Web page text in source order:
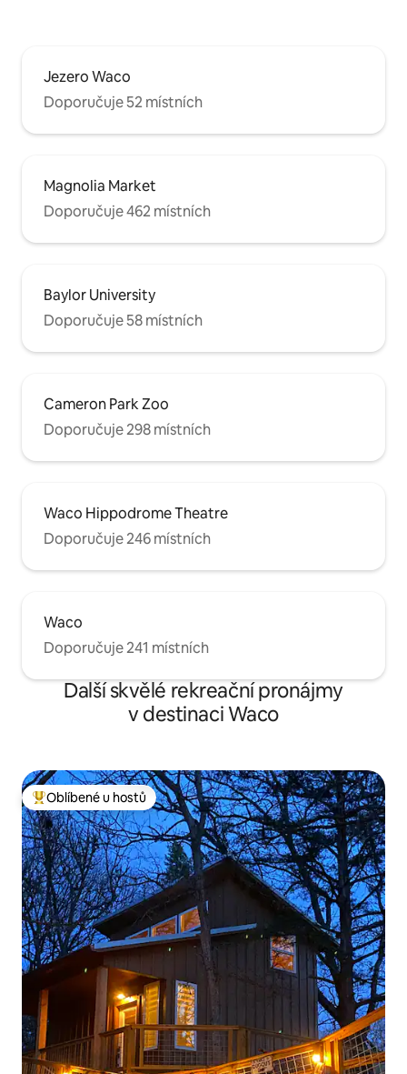
Jezero Waco
Doporučuje 52 místních
Magnolia Market
Doporučuje 462 místních
Baylor University
Doporučuje 58 místních
Cameron Park Zoo
Doporučuje 298 místních
Waco Hippodrome Theatre
Doporučuje 246 místních
Waco
Doporučuje 241 místních
Další skvělé rekreační pronájmy
v destinaci Waco
Nejlepší v kategorii Oblíbené u hostů
Oblíbené u hostů